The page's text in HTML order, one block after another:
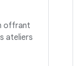
offrant
ateliers